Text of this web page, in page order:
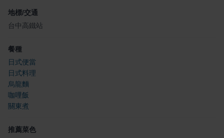
地標/交通
台中高鐵站
餐種
日式便當
日式料理
烏龍麵
咖哩飯
關東煮
推薦菜色